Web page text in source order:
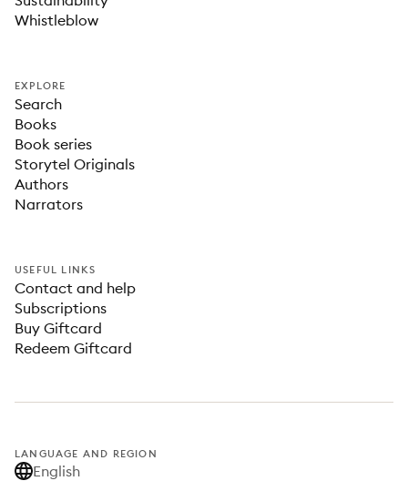
Whistleblow
EXPLORE
Search
Books
Book series
Storytel Originals
Authors
Narrators
USEFUL LINKS
Contact and help
Subscriptions
Buy Giftcard
Redeem Giftcard
LANGUAGE AND REGION
English